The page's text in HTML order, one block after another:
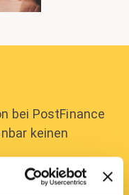
bei PostFinance
keinen
eng